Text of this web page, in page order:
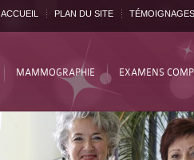
ACCUEIL PLAN DU SITE TÉMOIGNAGES
MAMMOGRAPHIE EXAMENS